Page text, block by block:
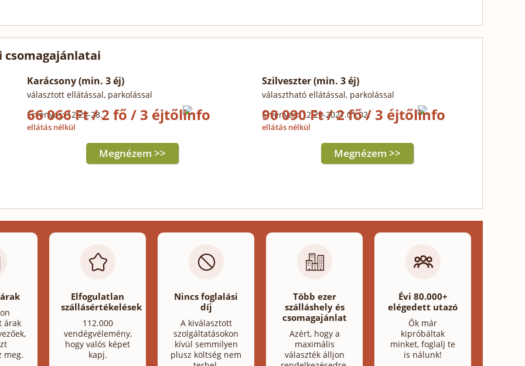
csomagajánlatai
Karácsony (min. 3 éj)
választott ellátással, parkolással
Érvényes: 12.23-28.
66 066 Ft / 2 fő / 3 éjtől
ellátás nélkül
Megnézem >>
Szilveszter (min. 3 éj)
választható ellátással, parkolással
Érvényes: 12.29-2027.01.02.
90 090 Ft / 2 fő / 3 éjtől
ellátás nélkül
Megnézem >>
árak
meg.
Elfogulatlan
szállásértékelések
112.000
vendégvélemény,
hogy valós képet
kapj.
Nincs foglalási
díj
A kiválasztott
szolgáltatásokon
kívül semmilyen
plusz költség nem
Több ezer
szálláshely és
csomagajánlat
Azért, hogy a
maximális
választék álljon
Évi 80.000+
elégedett utazó
Ők már
kipróbáltak
minket, foglalj te
is nálunk!